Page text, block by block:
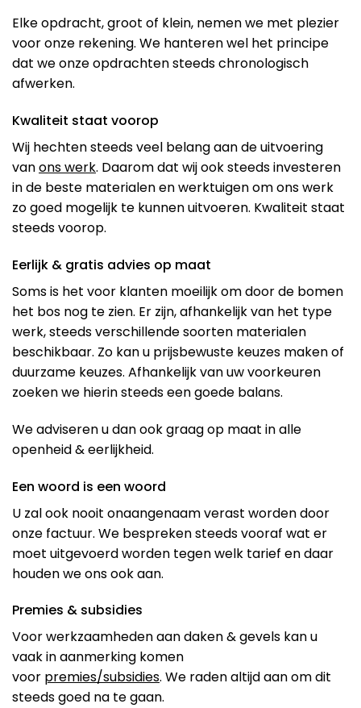
Elke opdracht, groot of klein, nemen we met plezier
voor onze rekening. We hanteren wel het principe
dat we onze opdrachten steeds chronologisch
afwerken.
Kwaliteit staat voorop
Wij hechten steeds veel belang aan de uitvoering
vanons werk. Daarom dat wij ook steeds investeren
in de beste materialen en werktuigen om ons werk
zo goed mogelijk te kunnen uitvoeren. Kwaliteit staat
steeds voorop.
Eerlijk & gratis advies op maat
Soms is het voor klanten moeilijk om door de bomen
het bos nog te zien. Er zijn, afhankelijk van het type
werk, steeds verschillende soorten materialen
beschikbaar. Zo kan u prijsbewuste keuzes maken of
duurzame keuzes. Afhankelijk van uw voorkeuren
zoeken we hierin steeds een goede balans.
We adviseren u dan ook graag op maat in alle
openheid & eerlijkheid.
Een woord is een woord
U zal ook nooit onaangenaam verast worden door
onze factuur. We bespreken steeds vooraf wat er
moet uitgevoerd worden tegen welk tarief en daar
houden we ons ook aan.
Premies & subsidies
Voor werkzaamheden aan daken & gevels kan u
vaak in aanmerking komen
voor premies/subsidies. We raden altijd aan om dit
steeds goed na te gaan.